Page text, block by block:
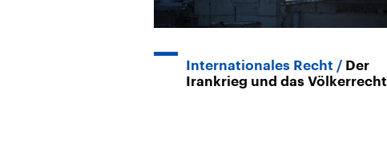
Internationales Recht
Der
Irankrieg und das Völkerrecht